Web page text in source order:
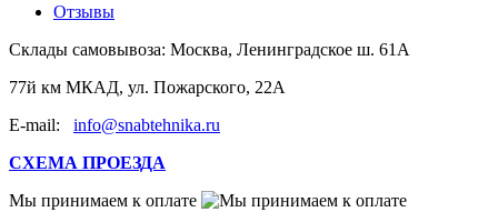
Отзывы
Склады самовывоза: Москва, Ленинградское ш. 61А
77й км МКАД, ул. Пожарского, 22А
E-mail: info@snabtehnika.ru
СХЕМА ПРОЕЗДА
Мы принимаем к оплате